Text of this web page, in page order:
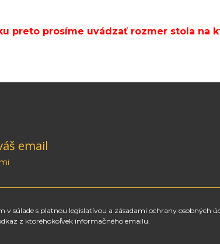
preto prosíme uvádzať rozmer stola na
email
v súlade s platnou legislatívou a zásadami ochrany
z ktoréhokoľvek informačného emailu.